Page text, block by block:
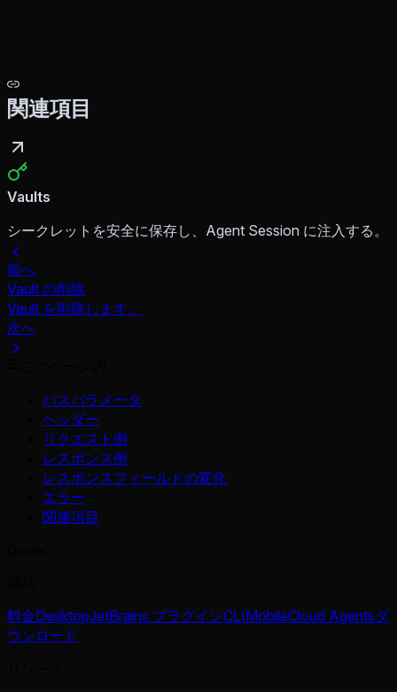
関連項目
Vaults
シークレットを安全に保存し、Agent Session に注入する。
前へ
Vault の削除
Vault を削除します。
次へ
パスパラメータ
ヘッダー
リクエスト例
レスポンス例
レスポンスフィールドの変化
エラー
関連項目
料金DesktopJetBrains プラグインCLIMobileCloud Agentsダ
ウンロード